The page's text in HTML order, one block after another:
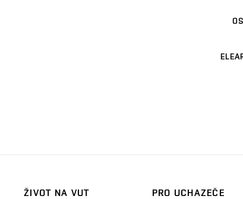
ŽIVOT NA VUT PRO UCHAZEČE